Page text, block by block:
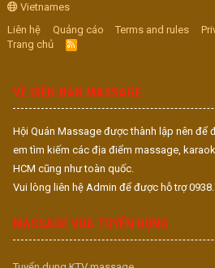
Vietnames
Liên hệ
Quảng cáo Terms and rules
Trang chủ
R
S
VỀ DIỄN ĐÀN MASSAGE
Hội Quán Massage được thành lập nên để
em tìm kiếm các địa điểm massage,
HCM cũng như toàn quốc.
Vui lòng liên hệ Admin để được hỗ trợ
MASSAGE VUA TUYỂN DỤNG